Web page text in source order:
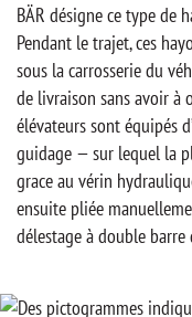
BÄR désigne ce type de
Pendant le trajet, ces
sous la carrosserie du
de livraison sans avoir à
élévateurs sont équipés
guidage — sur lequel la
grace au vérin
ensuite pliée
délestage à double